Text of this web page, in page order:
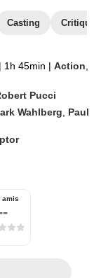
Casting
| 1h 45min | Action
Pucci
Wahlberg
Paul
amis